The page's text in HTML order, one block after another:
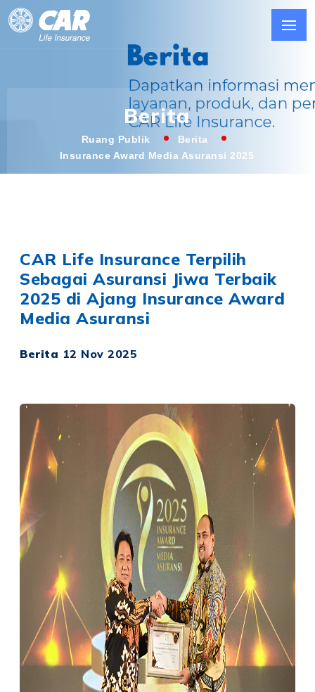
Berita
Ruang Publik
Berita
Insurance Award Media Asuransi 2025
CAR Life Insurance Terpilih
Sebagai Asuransi Jiwa Terbaik
2025 di Ajang Insurance Award
Media Asuransi
Berita 12 Nov 2025